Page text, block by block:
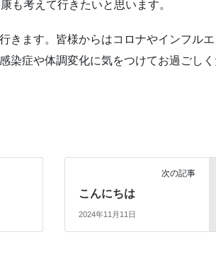
も考えて行きたいと思います。
きます。皆様からはコロナやインフル
染症や体調変化に気をつけてお過ごしく
次の記事
こんにちは
2024年11月11日